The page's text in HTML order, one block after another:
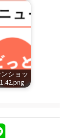
ショッ